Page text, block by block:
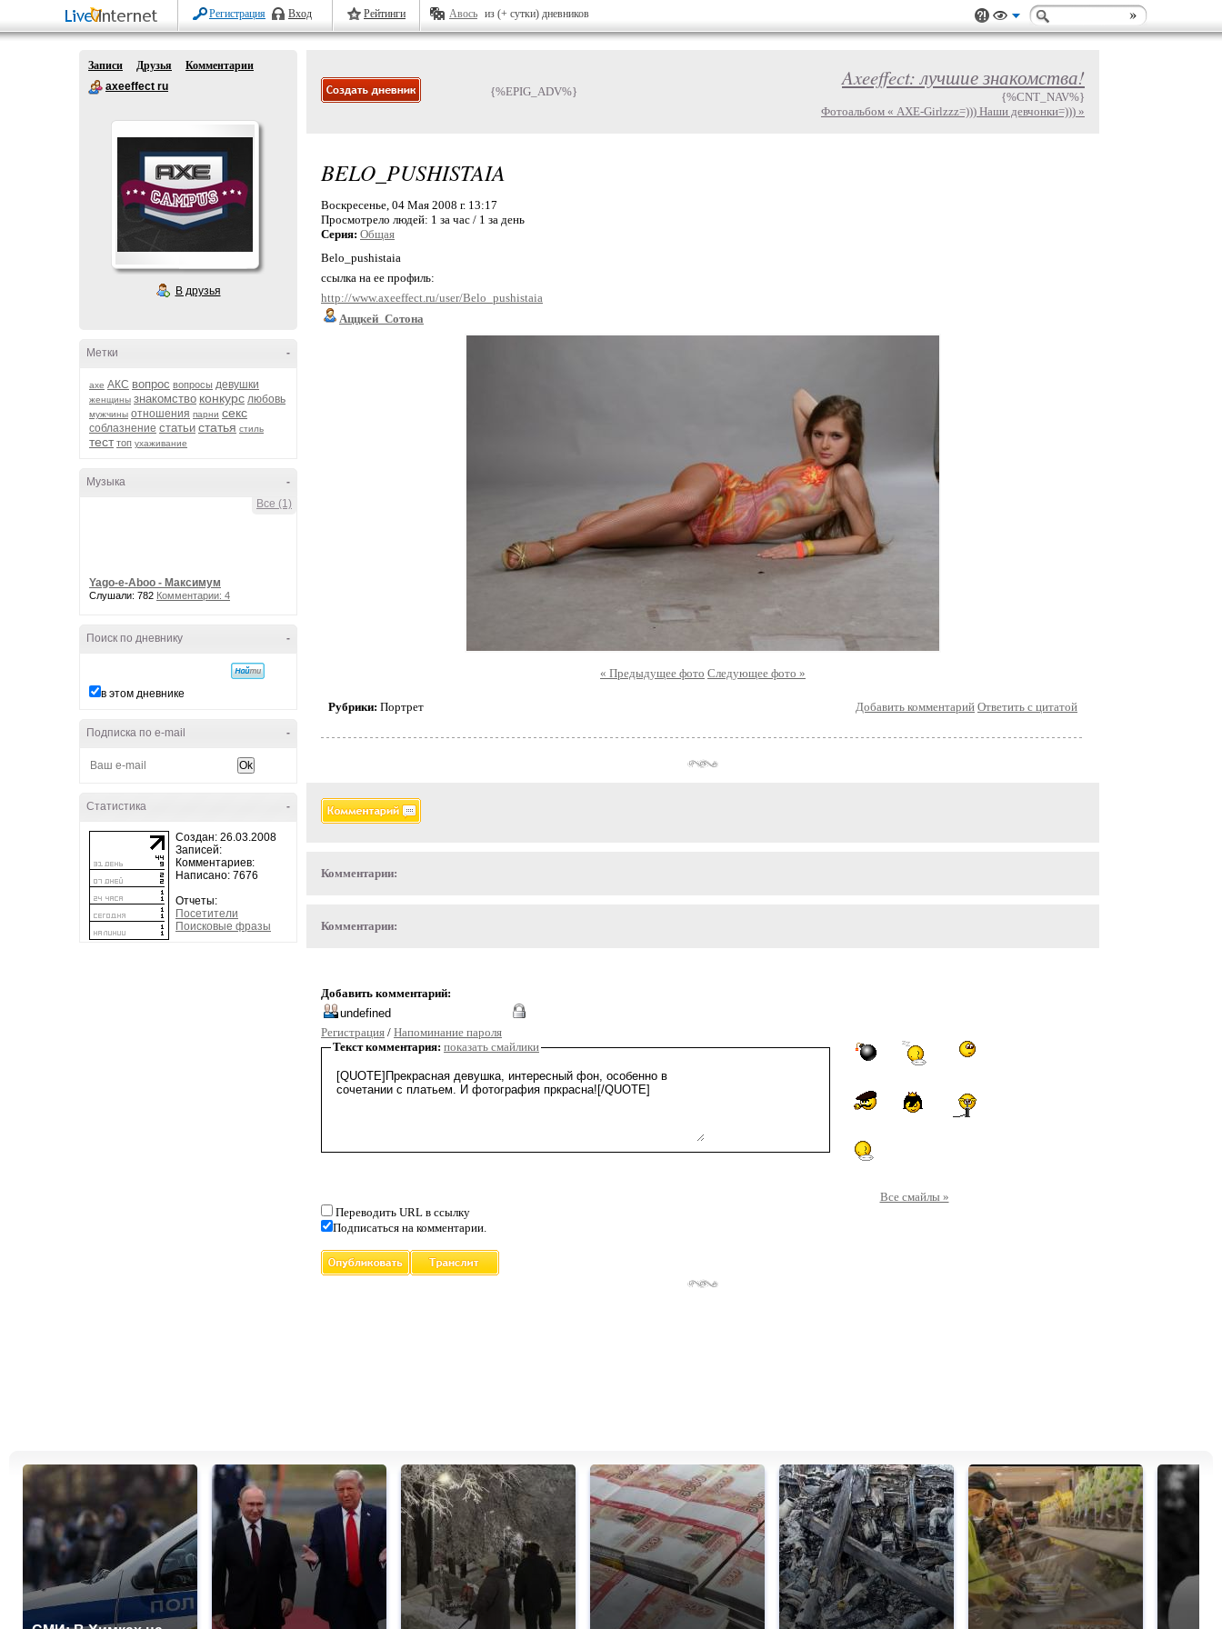
Регистрация Вход Рейтинги Авось из (+ сутки) дневников
Записи Друзья
Комментарии
axeeffect ru
В друзья
-
Метки
axe АКС вопрос вопросы девушки
женщины знакомство конкурс любовь
мужчины отношения парни секс
соблазнение статьи статья стиль
тест топ ухаживание
-
Музыка
Все (1)
Yago-e-Aboo - Максимум
Слушали: 782 Комментарии: 4
-
Поиск по дневнику
в этом дневнике
-
Подписка по e-mail
-
Статистика
Создан: 26.03.2008
Записей:
Комментариев:
Написано: 7676
Отчеты:
Посетители
Поисковые фразы
{%EPIG_ADV%}
Axeeffect: лучшие знакомства!
{%CNT_NAV%}
Фотоальбом « AXE-Girlzzz=))) Наши девчонки=))) »
BELO_PUSHISTAIA
Воскресенье, 04 Мая 2008 г. 13:17
Просмотрело людей: 1 за час / 1 за день
Серия: Общая
Belo_pushistaia
ссылка на ее профиль:
http://www.axeeffect.ru/user/Belo_pushistaia
Аццкей_Сотона
« Предыдущее фото Следующее фото »
Рубрики: Портрет Добавить комментарий Ответить с цитатой
Комментарии:
Комментарии:
Добавить комментарий:
Регистрация / Напоминание пароля
Текст комментария: показать смайлики
Все смайлы »
Переводить URL в ссылку
Подписаться на комментарии.